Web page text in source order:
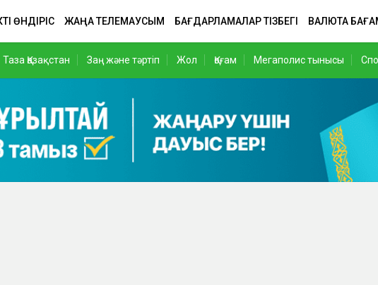
ӨНДІРІС ЖАҢА ТЕЛЕМАУСЫМ БАҒДАРЛАМАЛАР ТІЗБЕГІ ВАЛЮТА
Таза Қазақстан Заң және тәртіп Жол Қоғам Мегаполис тынысы